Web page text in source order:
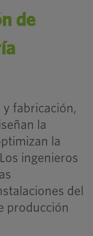
de
y fabricación,
la
la
ingenieros
del
producción